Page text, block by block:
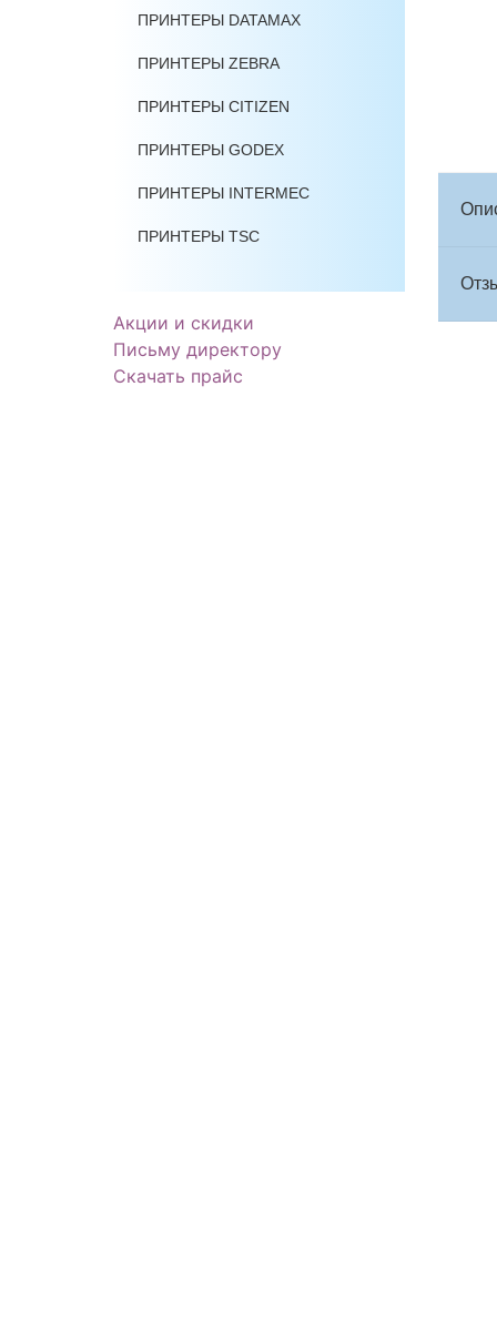
ПРИНТЕРЫ DATAMAX
ПРИНТЕРЫ ZEBRA
ПРИНТЕРЫ CITIZEN
ПРИНТЕРЫ GODEX
ПРИНТЕРЫ INTERMEC
ПРИНТЕРЫ TSC
Акции и скидки
Письму директору
Скачать прайс